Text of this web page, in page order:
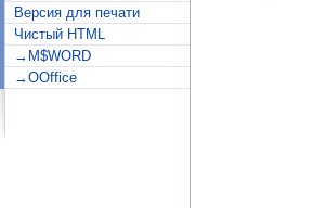
Версия для печати
Чистый HTML
→M$WORD
→OOffice